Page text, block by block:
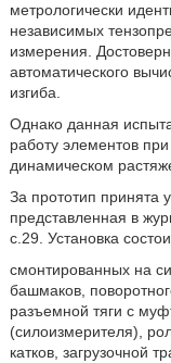
метрологически
независимых
измерения.
автоматического
изгиба.
Однако данная
работу элементов
динамическом
За прототип принята
представленная в
с.29. Установка
смонтированных на
башмаков,
разъемной тяги с
(силоизмерителя),
катков, загрузочной